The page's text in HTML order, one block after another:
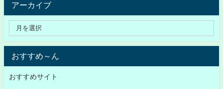
アーカイブ
おすすめ～ん
おすすめサイト